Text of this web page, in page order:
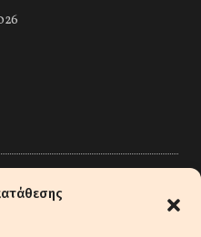
φτιάξεις καφέ, χωρίς τη